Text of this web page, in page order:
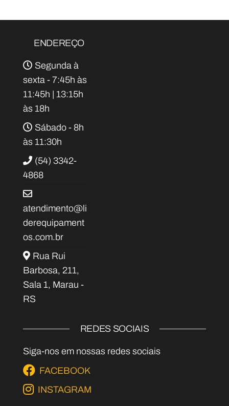
ENDEREÇO
Segunda à
sexta - 7:45h às
11:45h | 13:15h
às 18h
Sábado - 8h
às 11:30h
(54) 3342-
4868
atendimento@li
derequipament
os.com.br
Rua Rui
Barbosa, 211,
Sala 1, Marau -
RS
REDES SOCIAIS
Siga-nos em nossas redes sociais
FACEBOOK
INSTAGRAM